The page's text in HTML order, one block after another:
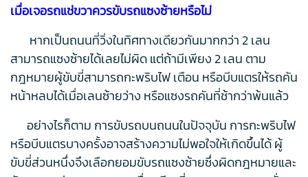
เมื่อเจอรถแช่ขวาควรขับรถแซงซ้ายหรือไม่
หากเป็นถนนที่วิ่งในทิศทางเดียวกันมากกว่า 2 เลน
สามารถแซงซ้ายได้เลยไม่ผิด แต่ถ้ามีเพียง 2 เลน ตาม
กฎหมายผู้ขับขี่สามารถกะพริบไฟ เตือน หรือบีบแตรให้รถคัน
หน้าหลบได้เมื่อเลนซ้ายว่าง หรือแซงรถคันที่ช้ากว่าพ้นแล้ว
อย่างไรก็ตาม การขับรถบนถนนในปัจจุบัน การกะพริบไฟ
หรือบีบแตรบางครั้งอาจสร้างความไม่พอใจให้เกิดขึ้นได้ ผู้
ขับขี่ส่วนหนึ่งจึงเลือกยอมขับรถแซงซ้ายซึ่งผิดกฎหมายและ